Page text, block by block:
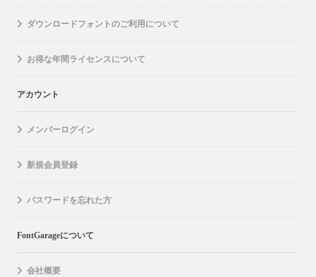
ダウンロードフォントのご利用について
お得な年間ライセンスについて
アカウント
メンバーログイン
新規会員登録
パスワードを忘れた方
FontGarageについて
会社概要